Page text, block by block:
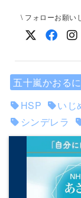
\ フォローお願い
五十嵐かおる
HSP
いじ
シンデレラ